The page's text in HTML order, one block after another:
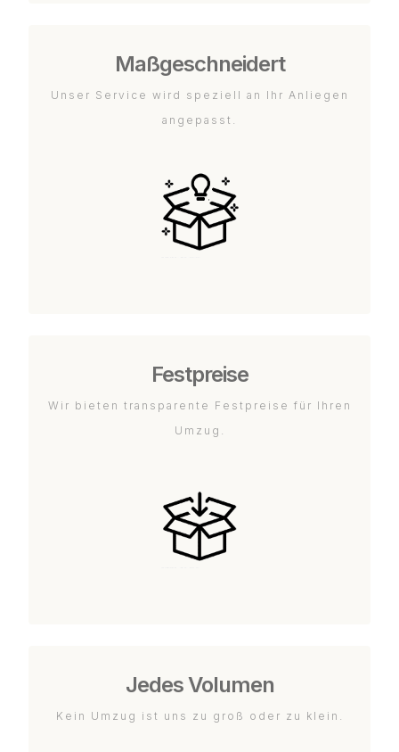
Maßgeschneidert
Unser Service wird speziell an Ihr Anliegen
angepasst.
Festpreise
Wir bieten transparente Festpreise für Ihren
Umzug.
Jedes Volumen
Kein Umzug ist uns zu groß oder zu klein.